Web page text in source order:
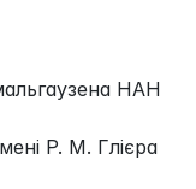
НАН
Р. М. Глієра